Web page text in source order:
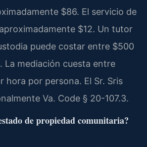
$86. El servicio de
$12. Un tutor
puede costar entre $500
La mediación cuesta entre
hora por persona. El Sr. Sris
Va. Code § 20-107.3.
de propiedad comunitaria?